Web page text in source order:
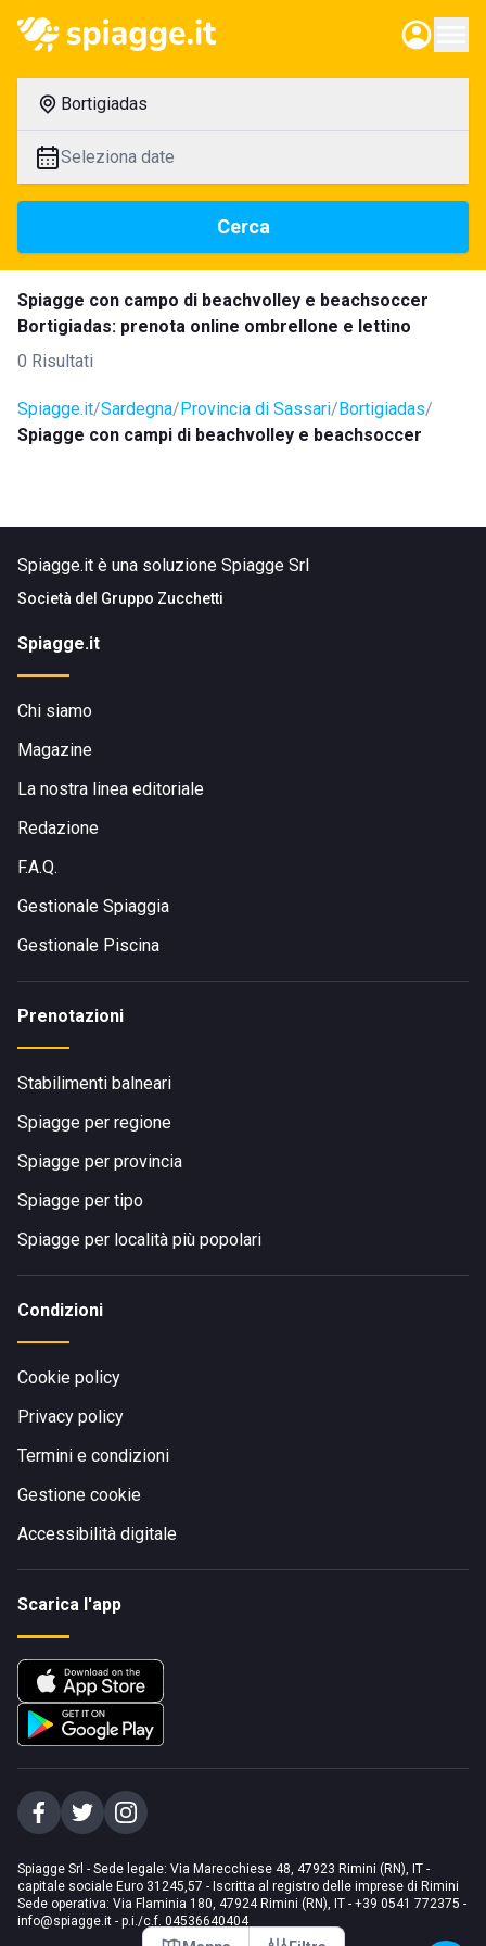
Bortigiadas
Seleziona date
Cerca
Spiagge con campo di beachvolley e beachsoccer
Bortigiadas: prenota online ombrellone e lettino
0 Risultati
Spiagge.it Sardegna Provincia di Sassari Bortigiadas
Spiagge con campi di beachvolley e beachsoccer
Spiagge.it è una soluzione Spiagge Srl
Società del Gruppo Zucchetti
Spiagge.it
Chi siamo
Magazine
La nostra linea editoriale
Redazione
F.A.Q.
Gestionale Spiaggia
Gestionale Piscina
Prenotazioni
Stabilimenti balneari
Spiagge per regione
Spiagge per provincia
Spiagge per tipo
Spiagge per località più popolari
Condizioni
Cookie policy
Privacy policy
Termini e condizioni
Gestione cookie
Accessibilità digitale
Scarica l'app
Spiagge Srl - Sede legale: Via Marecchiese 48, 47923 Rimini (RN), IT -
capitale sociale Euro 31245,57 - Iscritta al registro delle imprese di Rimini
Sede operativa: Via Flaminia 180, 47924 Rimini (RN), IT - +39 0541 772375 -
info@spiagge.it - p.i./c.f. 04536640404